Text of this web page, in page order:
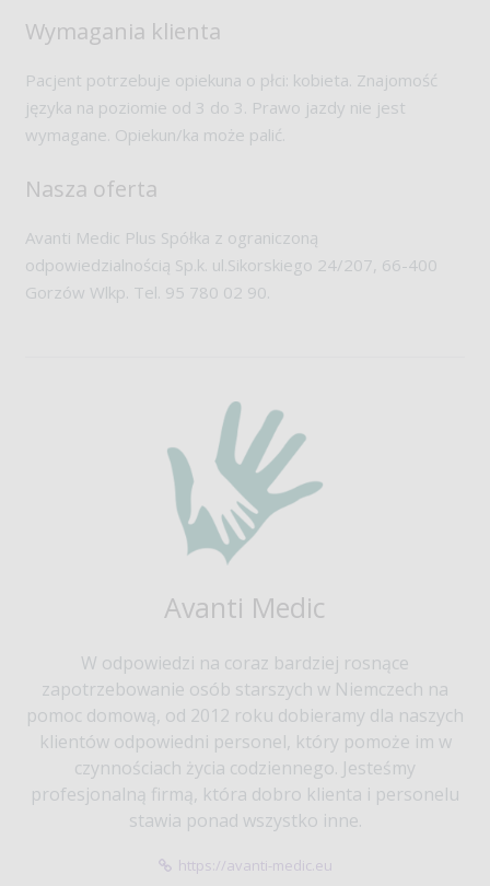
Wymagania klienta
Pacjent potrzebuje opiekuna o płci: kobieta. Znajomość
języka na poziomie od 3 do 3. Prawo jazdy nie jest
wymagane. Opiekun/ka może palić.
Nasza oferta
Avanti Medic Plus Spółka z ograniczoną
odpowiedzialnością Sp.k. ul.Sikorskiego 24/207, 66-400
Gorzów Wlkp. Tel. 95 780 02 90.
Avanti Medic
W odpowiedzi na coraz bardziej rosnące
zapotrzebowanie osób starszych w Niemczech na
pomoc domową, od 2012 roku dobieramy dla naszych
klientów odpowiedni personel, który pomoże im w
czynnościach życia codziennego. Jesteśmy
profesjonalną firmą, która dobro klienta i personelu
stawia ponad wszystko inne.
https://avanti-medic.eu